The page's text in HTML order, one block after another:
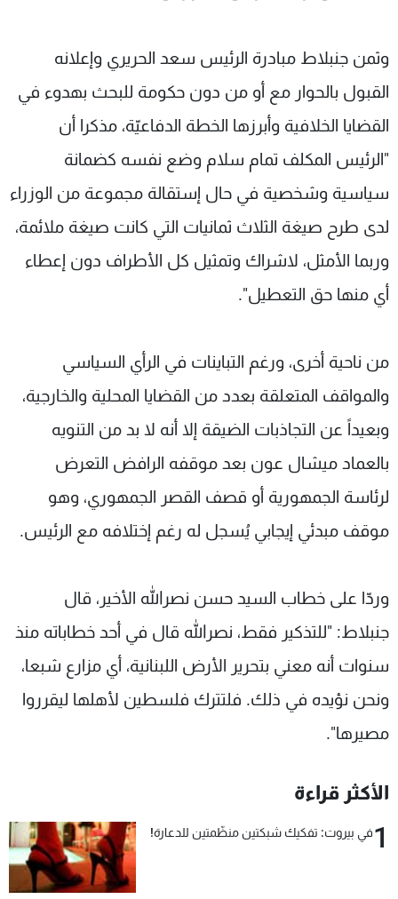
وثمن جنبلاط مبادرة الرئيس سعد الحريري وإعلانه
القبول بالحوار مع أو من دون حكومة للبحث بهدوء في
القضايا الخلافية وأبرزها الخطة الدفاعيّة، مذكرا أن
"الرئيس المكلف تمام سلام وضع نفسه كضمانة
سياسية وشخصية في حال إستقالة مجموعة من الوزراء
لدى طرح صيغة الثلاث ثمانيات التي كانت صيغة ملائمة،
وربما الأمثل، لاشراك وتمثيل كل الأطراف دون إعطاء
أي منها حق التعطيل".
من ناحية أخرى، ورغم التباينات في الرأي السياسي
والمواقف المتعلقة بعدد من القضايا المحلية والخارجية،
وبعيداً عن التجاذبات الضيقة إلا أنه لا بد من التنويه
بالعماد ميشال عون بعد موقفه الرافض التعرض
لرئاسة الجمهورية أو قصف القصر الجمهوري، وهو
موقف مبدئي إيجابي يُسجل له رغم إختلافه مع الرئيس.
وردّا على خطاب السيد حسن نصرالله الأخير، قال
جنبلاط: "للتذكير فقط، نصرالله قال في أحد خطاباته منذ
سنوات أنه معني بتحرير الأرض اللبنانية، أي مزارع شبعا،
ونحن نؤيده في ذلك. فلتترك فلسطين لأهلها ليقرروا
مصيرها".
الأكثر قراءة
1في بيروت: تفكيك شبكتين منظّمتين للدعارة!